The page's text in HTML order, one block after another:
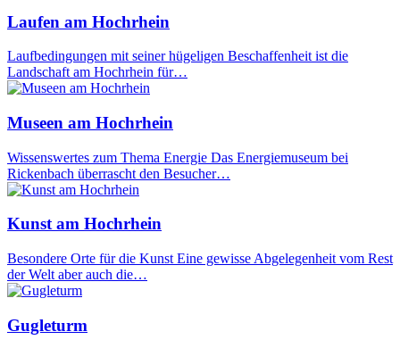
Laufen am Hochrhein
Laufbedingungen mit seiner hügeligen Beschaffenheit ist die
Landschaft am Hochrhein für…
Museen am Hochrhein
Wissenswertes zum Thema Energie Das Energiemuseum bei
Rickenbach überrascht den Besucher…
Kunst am Hochrhein
Besondere Orte für die Kunst Eine gewisse Abgelegenheit vom Rest
der Welt aber auch die…
Gugleturm